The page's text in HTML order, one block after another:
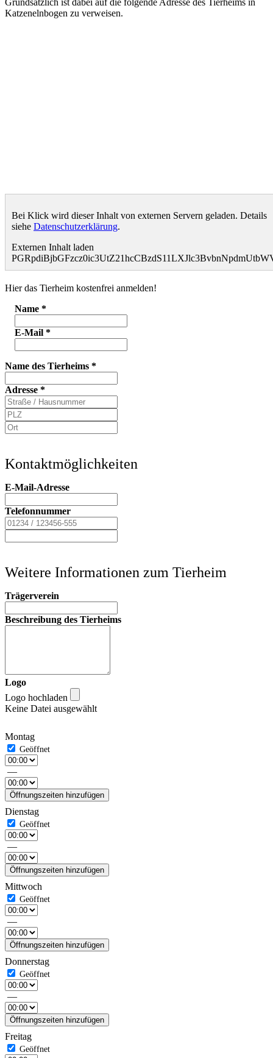
Katzenelnbogen zu verweisen.
Bei Klick wird dieser Inhalt von externen Servern geladen. Details
siehe Datenschutzerklärung.
Externen Inhalt laden
Hier das Tierheim kostenfrei anmelden!
Name *
E-Mail *
Name des Tierheims *
Adresse *
Kontaktmöglichkeiten
E-Mail-Adresse
Telefonnummer
Weitere Informationen zum Tierheim
Trägerverein
Beschreibung des Tierheims
Logo
Logo hochladen
Keine Datei ausgewählt
Montag
—
Öffnungszeiten hinzufügen
Dienstag
—
Öffnungszeiten hinzufügen
Mittwoch
—
Öffnungszeiten hinzufügen
Donnerstag
—
Öffnungszeiten hinzufügen
Freitag